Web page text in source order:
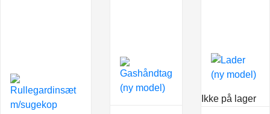
Ikke på lager